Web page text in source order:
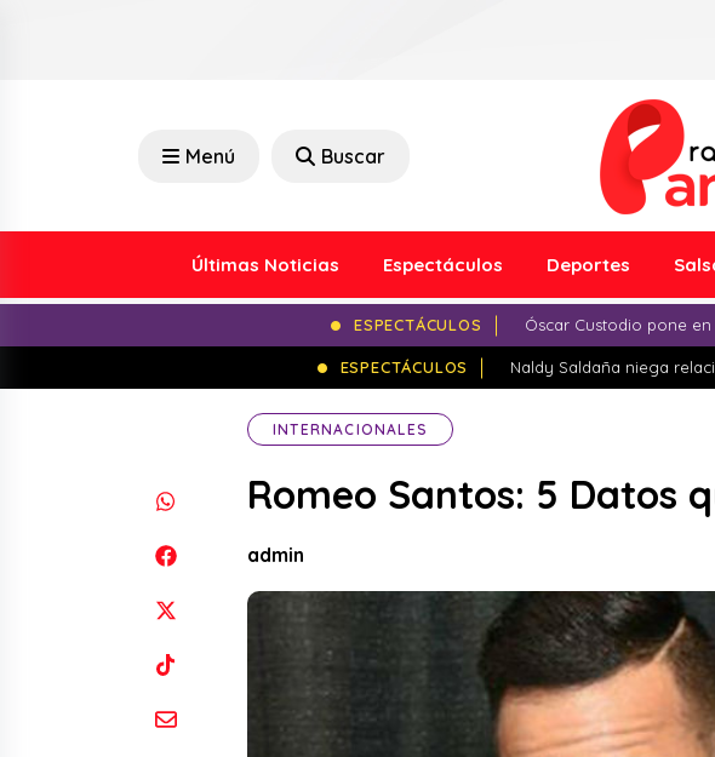
Menú Buscar
Últimas Noticias Espectáculos Deportes
ESPECTÁCULOS Óscar Custodio pone
ESPECTÁCULOS Naldy Saldaña niega
INTERNACIONALES
Romeo Santos: 5 Datos
admin